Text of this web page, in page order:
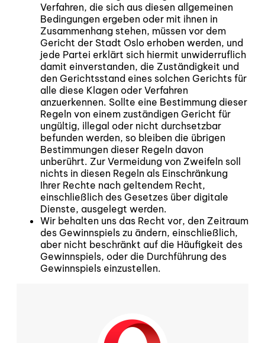
Verfahren, die sich aus diesen allgemeinen
Bedingungen ergeben oder mit ihnen in
Zusammenhang stehen, müssen vor dem
Gericht der Stadt Oslo erhoben werden, und
jede Partei erklärt sich hiermit unwiderruflich
damit einverstanden, die Zuständigkeit und
den Gerichtsstand eines solchen Gerichts für
alle diese Klagen oder Verfahren
anzuerkennen. Sollte eine Bestimmung dieser
Regeln von einem zuständigen Gericht für
ungültig, illegal oder nicht durchsetzbar
befunden werden, so bleiben die übrigen
Bestimmungen dieser Regeln davon
unberührt. Zur Vermeidung von Zweifeln soll
nichts in diesen Regeln als Einschränkung
Ihrer Rechte nach geltendem Recht,
einschließlich des Gesetzes über digitale
Dienste, ausgelegt werden.
Wir behalten uns das Recht vor, den Zeitraum
des Gewinnspiels zu ändern, einschließlich,
aber nicht beschränkt auf die Häufigkeit des
Gewinnspiels, oder die Durchführung des
Gewinnspiels einzustellen.